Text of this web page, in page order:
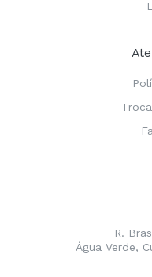
R.
Água Verde,